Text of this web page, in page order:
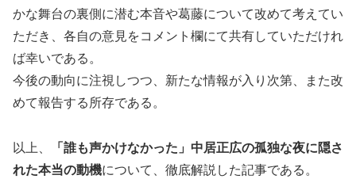
かな舞台の裏側に潜む本音や葛藤について改めて考えてい
ただき、各自の意見をコメント欄にて共有していただけれ
ば幸いである。
今後の動向に注視しつつ、新たな情報が入り次第、また改
めて報告する所存である。
以上、
「誰も声かけなかった」中居正広の孤独な夜に隠さ
れた本当の動機について、徹底解説した記事である。